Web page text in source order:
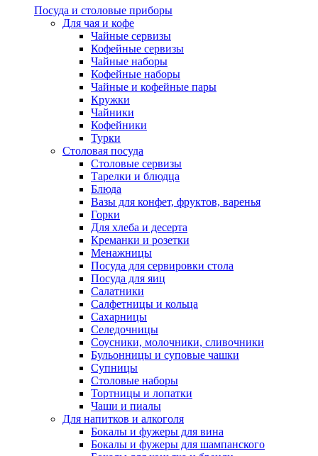
Посуда и столовые приборы
Для чая и кофе
Чайные сервизы
Кофейные сервизы
Чайные наборы
Кофейные наборы
Чайные и кофейные пары
Кружки
Чайники
Кофейники
Турки
Столовая посуда
Столовые сервизы
Тарелки и блюдца
Блюда
Вазы для конфет, фруктов, варенья
Горки
Для хлеба и десерта
Креманки и розетки
Менажницы
Посуда для сервировки стола
Посуда для яиц
Салатники
Салфетницы и кольца
Сахарницы
Селедочницы
Соусники, молочники, сливочники
Бульонницы и суповые чашки
Супницы
Столовые наборы
Тортницы и лопатки
Чаши и пиалы
Для напитков и алкоголя
Бокалы и фужеры для вина
Бокалы и фужеры для шампанского